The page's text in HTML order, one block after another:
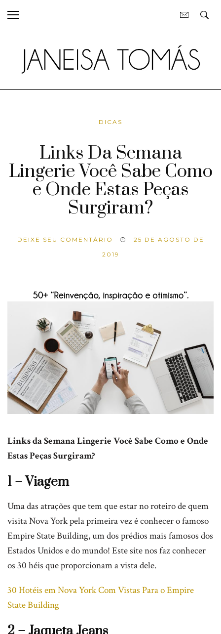
DICAS
Links Da Semana
Lingerie Você Sabe Como
e Onde Estas Peças
Surgiram?
DEIXE SEU COMENTÁRIO
25 DE AGOSTO DE
2019
Links da SemanaLingerie Você Sabe Como e Onde
Estas Peças Surgiram?
1 – Viagem
Uma das atrações que tem que estar no roteiro de quem
visita Nova York pela primeira vez é conhecer o famoso
Empire State Building, um dos prédios mais famosos dos
Estados Unidos e do mundo! Este site nos faz conhecer
os 30 héis que proporcionam a vista dele.
30 Hotéis em Nova York Com Vistas Para o Empire
State Building